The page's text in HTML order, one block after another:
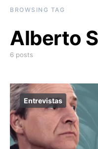
BROWSING TAG
Alberto
6 posts
Entrevistas